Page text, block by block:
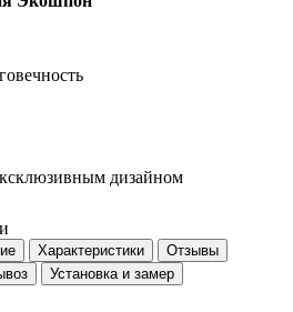
дизайном
Характеристики
Отзывы
Установка и замер